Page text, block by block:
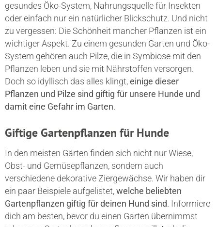
gesundes Öko-System, Nahrungsquelle für Insekten
oder einfach nur ein natürlicher Blickschutz. Und nicht
zu vergessen: Die Schönheit mancher Pflanzen ist ein
wichtiger Aspekt. Zu einem gesunden Garten und Öko-
System gehören auch Pilze, die in Symbiose mit den
Pflanzen leben und sie mit Nährstoffen versorgen.
Doch so idyllisch das alles klingt,einige dieser
Pflanzen und Pilze sind giftig für unsere Hunde und
damit eine Gefahr im Garten.
Giftige Gartenpflanzen für Hunde
In den meisten Gärten finden sich nicht nur Wiese,
Obst- und Gemüsepflanzen, sondern auch
verschiedene dekorative Ziergewächse. Wir haben dir
ein paar Beispiele aufgelistet,welche beliebten
Gartenpflanzen giftig für deinen Hund sind. Informiere
dich am besten, bevor du einen Garten übernimmst